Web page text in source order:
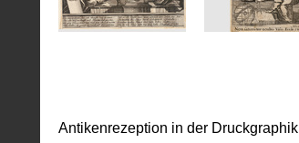
Antikenrezeption in der Druckgraphik